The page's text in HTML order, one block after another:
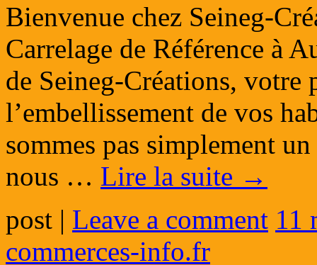
Bienvenue chez Seineg-
Carrelage de Référence à
de Seineg-Créations,
l’embellissement de vos
sommes pas simplement
nous … Lire la suite →
post | Leave a comment 11
commerces-info.fr